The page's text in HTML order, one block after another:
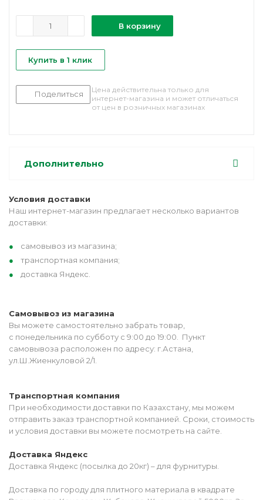
В корзину
Купить в 1 клик
Поделиться
Цена действительна только для
интернет-магазина и может отличаться
от цен в розничных магазинах
Дополнительно
Условия доставки
Наш интернет-магазин предлагает несколько вариантов
доставки:
самовывоз из магазина;
транспортная компания;
доставка Яндекс.
Самовывоз из магазина
Вы можете самостоятельно забрать товар,
с понедельника по субботу с 9:00 до 19:00. Пункт
самовывоза расположен по адресу: г.Астана,
ул.Ш.Жиенкуловой 2/1.
Транспортная компания
При необходимости доставки по Казахстану, мы можем
отправить заказ транспортной компанией. Сроки, стоимость
и условия доставки вы можете посмотреть на сайте.
Доставка Яндекс
Доставка Яндекс (посылка до 20кг) – для фурнитуры.
Доставка по городу для плитного материала в квадрате